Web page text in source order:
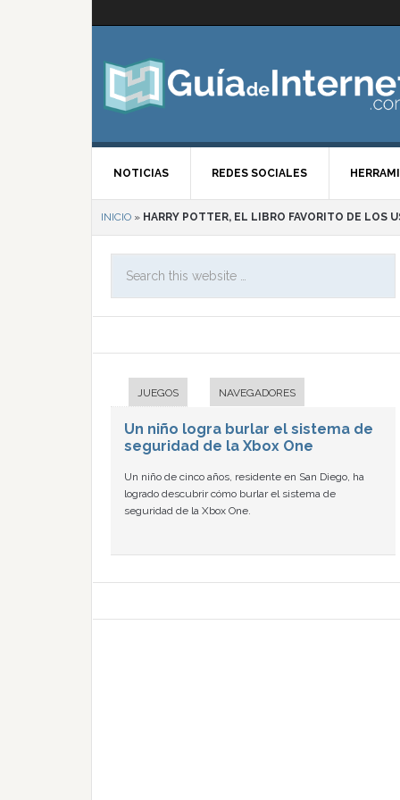
NOTICIAS REDES SOCIALES
INICIO » HARRY POTTER, EL LIBRO FAVORITO DE LOS
JUEGOS NAVEGADORES
Un niño logra burlar el sistema de
seguridad de la Xbox One
Un niño de cinco años, residente en San Diego, ha
logrado descubrir cómo burlar el sistema de
seguridad de la Xbox One.